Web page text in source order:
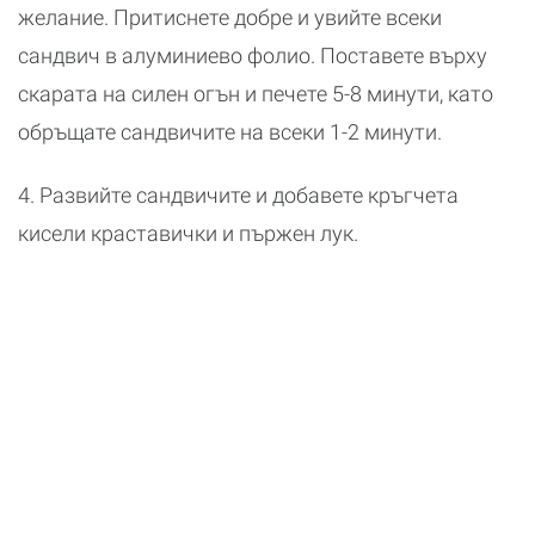
желание. Притиснете добре и увийте всеки
сандвич в алуминиево фолио. Поставете върху
скарата на силен огън и печете 5-8 минути, като
обръщате сандвичите на всеки 1-2 минути.
4. Развийте сандвичите и добавете кръгчета
кисели краставички и пържен лук.